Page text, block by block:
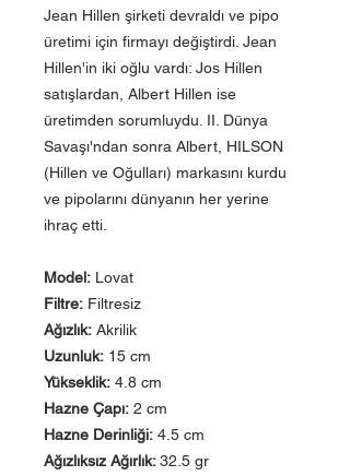
Jean Hillen şirketi devraldı ve pipo
üretimi için firmayı değiştirdi. Jean
Hillen'in iki oğlu vardı: Jos Hillen
satışlardan, Albert Hillen ise
üretimden sorumluydu. II. Dünya
Savaşı'ndan sonra Albert, HILSON
(Hillen ve Oğulları) markasını kurdu
ve pipolarını dünyanın her yerine
ihraç etti.
Model: Lovat
Filtre: Filtresiz
Ağızlık: Akrilik
Uzunluk: 15 cm
Yükseklik: 4.8 cm
Hazne Çapı: 2 cm
Hazne Derinliği: 4.5 cm
Ağızlıksız Ağırlık:32.5 gr